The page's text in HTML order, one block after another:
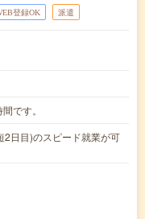
登録OK 派遣
です。
2日目)のスピード就業が可